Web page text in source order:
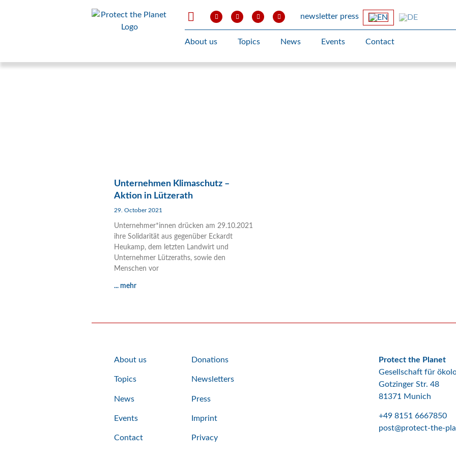
newsletter press
About us Topics News Events Contact
Unternehmen Klimaschutz –
Aktion in Lützerath
29. October 2021
Unternehmer*innen drücken am 29.10.2021
ihre Solidarität aus gegenüber Eckardt
Heukamp, dem letzten Landwirt und
Unternehmer Lützeraths, sowie den
Menschen vor
... mehr
About us
Topics
News
Events
Contact
Donations
Newsletters
Press
Imprint
Privacy
Protect the Planet
Gesellschaft für
Gotzinger Str. 48
81371 Munich
+49 8151 6667850
post@protect-the-